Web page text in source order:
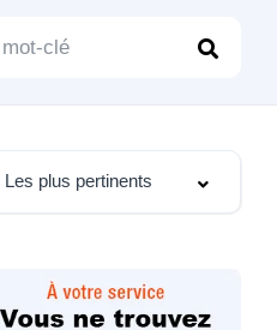
Les plus pertinents